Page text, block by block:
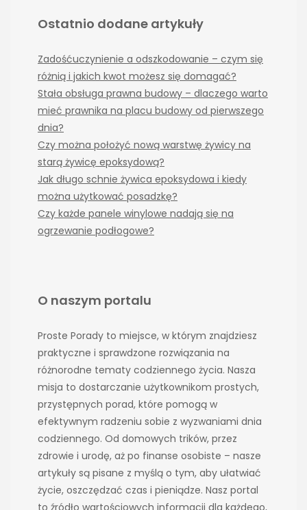
Ostatnio dodane artykuły
Zadośćuczynienie a odszkodowanie – czym się
różnią i jakich kwot możesz się domagać?
Stała obsługa prawna budowy – dlaczego warto
mieć prawnika na placu budowy od pierwszego
dnia?
Czy można położyć nową warstwę żywicy na
starą żywicę epoksydową?
Jak długo schnie żywica epoksydowa i kiedy
można użytkować posadzkę?
Czy każde panele winylowe nadają się na
ogrzewanie podłogowe?
O naszym portalu
Proste Porady to miejsce, w którym znajdziesz
praktyczne i sprawdzone rozwiązania na
różnorodne tematy codziennego życia. Nasza
misja to dostarczanie użytkownikom prostych,
przystępnych porad, które pomogą w
efektywnym radzeniu sobie z wyzwaniami dnia
codziennego. Od domowych trików, przez
zdrowie i urodę, aż po finanse osobiste – nasze
artykuły są pisane z myślą o tym, aby ułatwiać
życie, oszczędzać czas i pieniądze. Nasz portal